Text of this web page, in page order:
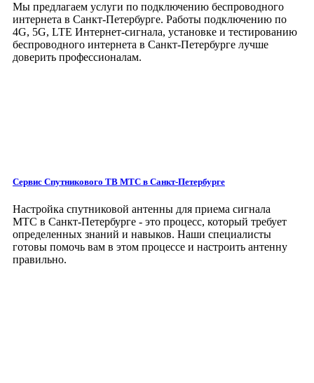
Мы предлагаем услуги по подключению беспроводного
интернета в Санкт-Петербурге. Работы подключению по
4G, 5G, LTE Интернет-сигнала, установке и тестированию
беспроводного интернета в Санкт-Петербурге лучше
доверить профессионалам.
Сервис Спутникового ТВ МТС в Санкт-Петербурге
Настройка спутниковой антенны для приема сигнала
МТС в Санкт-Петербурге - это процесс, который требует
определенных знаний и навыков. Наши специалисты
готовы помочь вам в этом процессе и настроить антенну
правильно.